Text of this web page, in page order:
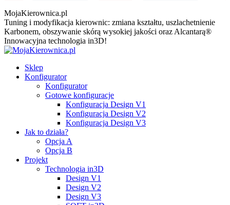
MojaKierownica.pl
Tuning i modyfikacja kierownic: zmiana kształtu, uszlachetnienie
Karbonem, obszywanie skórą wysokiej jakości oraz Alcantarą®
Innowacyjna technologia in3D!
Sklep
Konfigurator
Konfigurator
Gotowe konfiguracje
Konfiguracja Design V1
Konfiguracja Design V2
Konfiguracja Design V3
Jak to działa?
Opcja A
Opcja B
Projekt
Technologia in3D
Design V1
Design V2
Design V3